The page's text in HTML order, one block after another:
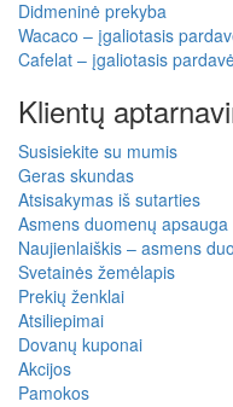
Didmeninė prekyba
Wacaco – įgaliotasis
Cafelat – įgaliotasis
Klientų
Susisiekite su mumis
Geras skundas
Atsisakymas iš sutarties
Asmens duomenų apsauga
Naujienlaiškis – asmens
Svetainės žemėlapis
Prekių ženklai
Atsiliepimai
Dovanų kuponai
Akcijos
Pamokos